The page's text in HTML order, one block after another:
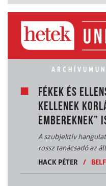
FÉKEK ÉS
KELLENEK
EMBEREKNEK”
A szubjektív
rossz tanácsadó az
HACK PÉTER
/